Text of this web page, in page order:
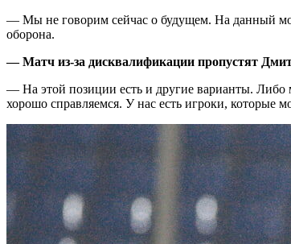
— Мы не говорим сейчас о будущем. На данный
оборона.
— Матч из-за дисквалификации пропустят
— На этой позиции есть и другие варианты. Либо
хорошо справляемся. У нас есть игроки, которые